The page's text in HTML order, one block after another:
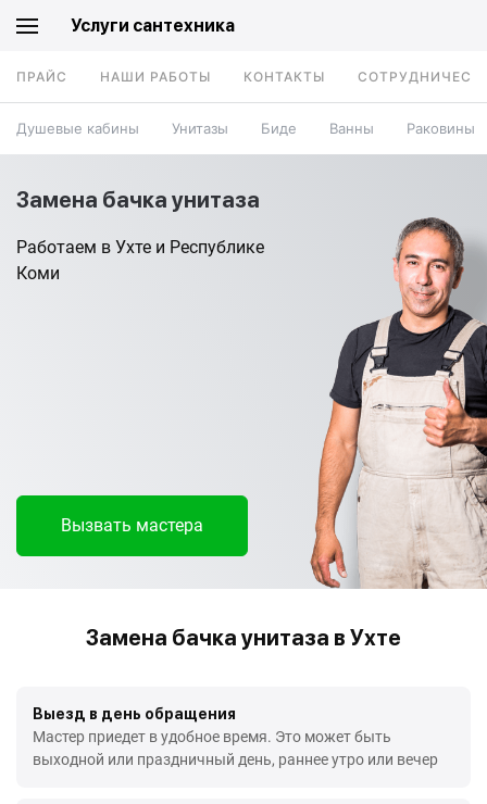
Услуги сантехника
ПРАЙС НАШИ РАБОТЫ КОНТАКТЫ
Душевые кабины Унитазы Биде Ванны Раковины
Замена бачка унитаза
Работаем в Ухте и Республике
Коми
Вызвать мастера
Замена бачка унитаза в Ухте
Выезд в день обращения
Мастер приедет в удобное время. Это может быть
выходной или праздничный день, раннее утро или вечер